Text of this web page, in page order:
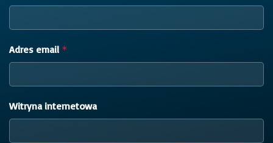
Adres email *
Witryna internetowa